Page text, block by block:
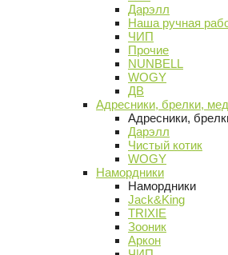
Дарэлл
Наша ручная
ЧИП
Прочие
NUNBELL
WOGY
ДВ
Адресники, брелки,
Адресники,
Дарэлл
Чистый котик
WOGY
Намордники
Намордники
Jack&King
TRIXIE
Зооник
Аркон